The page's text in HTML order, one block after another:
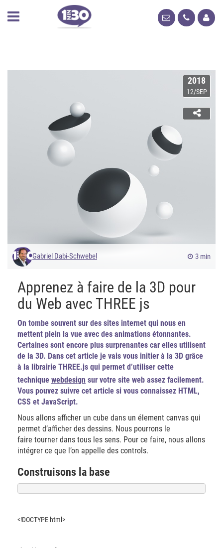
2018
12/SEP
Gabriel Dabi-Schwebel 3 min
Apprenez à faire de la 3D pour
du Web avec THREE js
On tombe souvent sur des sites internet qui nous en
mettent plein la vue avec des animations étonnantes.
Certaines sont encore plus surprenantes car elles utilisent
de la 3D. Dans cet article je vais vous initier à la 3D grâce
à la librairie THREE.js qui permet d’utiliser cette
technique webdesign sur votre site web assez facilement.
Vous pouvez suivre cet article si vous connaissez HTML,
CSS et JavaScript.
Nous allons afficher un cube dans un élement canvas qui
permet d’afficher des dessins. Nous pourrons le
faire tourner dans tous les sens. Pour ce faire, nous allons
intégrer ce que l’on appelle des controls.
Construisons la base
<!DOCTYPE html>